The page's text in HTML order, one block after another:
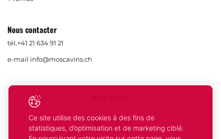
Nous contacter
tél.+41 21 634 91 21
e-mail info@moscavins.ch
Facebook
Instagram
Ce site utilise des cookies à des fins de
statistiques, d’optimisation et de marketing ciblé.